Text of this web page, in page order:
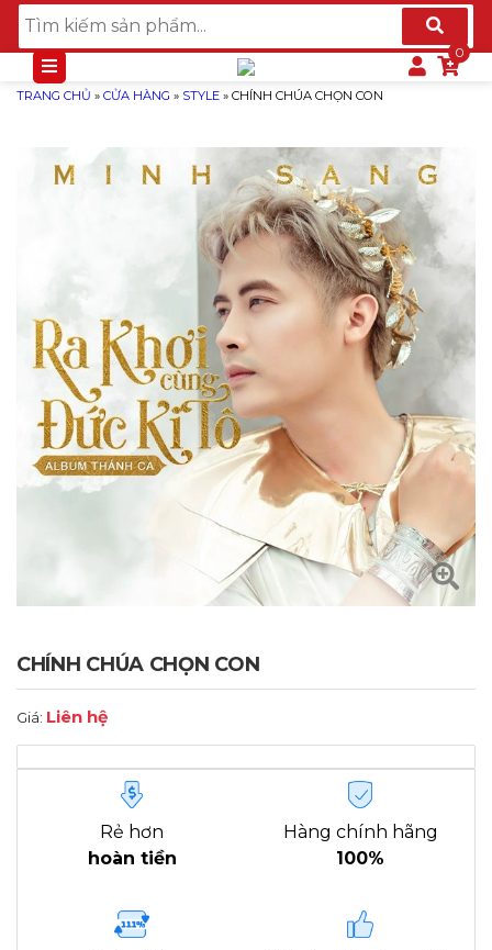
TRANG CHỦ » CỬA HÀNG » STYLE » CHÍNH CHÚA CHỌN CON
CHÍNH CHÚA CHỌN CON
Giá: Liên hệ
Rẻ hơn
hoàn tiền
Hàng chính hãng
100%